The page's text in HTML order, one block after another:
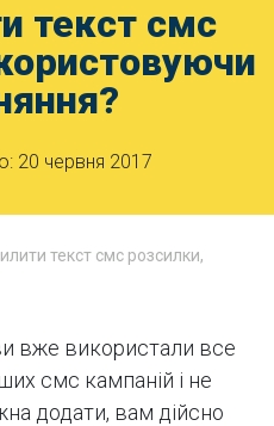
текст смс
20 червня 2017
текст смс розсилки,
вже використали все
смс кампаній і не
додати, вам дійсно